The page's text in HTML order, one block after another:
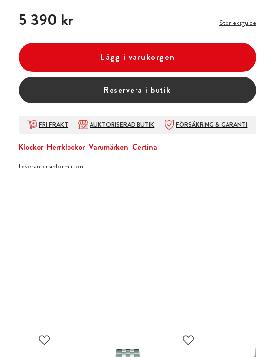
Pris :5 390 kr
5 390 kr Storleksguide
Lägg i varukorgen
Reservera i butik
FRI FRAKT AUKTORISERAD BUTIK FÖRSÄKRING & GARANTI
Klockor Herrklockor Varumärken Certina
Leverantörsinformation